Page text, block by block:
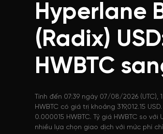
Hyperlane
(Radix)
HWBTC
Tính đến 07:39 ngày 07/08/2026 (UTC),
HWBTC có giá trị khoảng 319,012.15
0.000015 HWBTC. Tỷ giá HWBTC so
nhiều lựa chọn giao dịch với mức phí chỉ